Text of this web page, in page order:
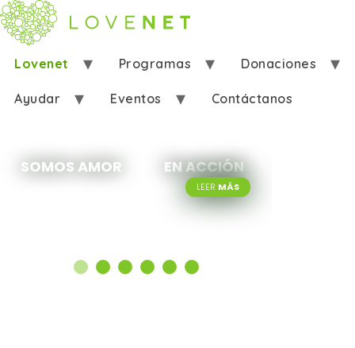
Lovenet Programas Donaciones
Ayudar Eventos Contáctanos
SOMOS AMOR
LEER MÁS
EN ACCIÓN